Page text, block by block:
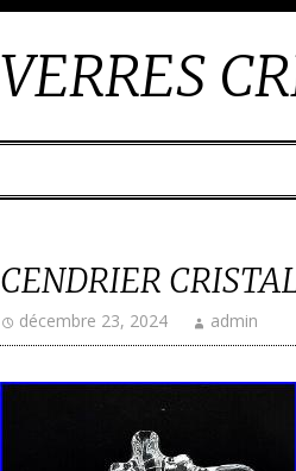
VERRES
CENDRIER
décembre 23, 2024 admin